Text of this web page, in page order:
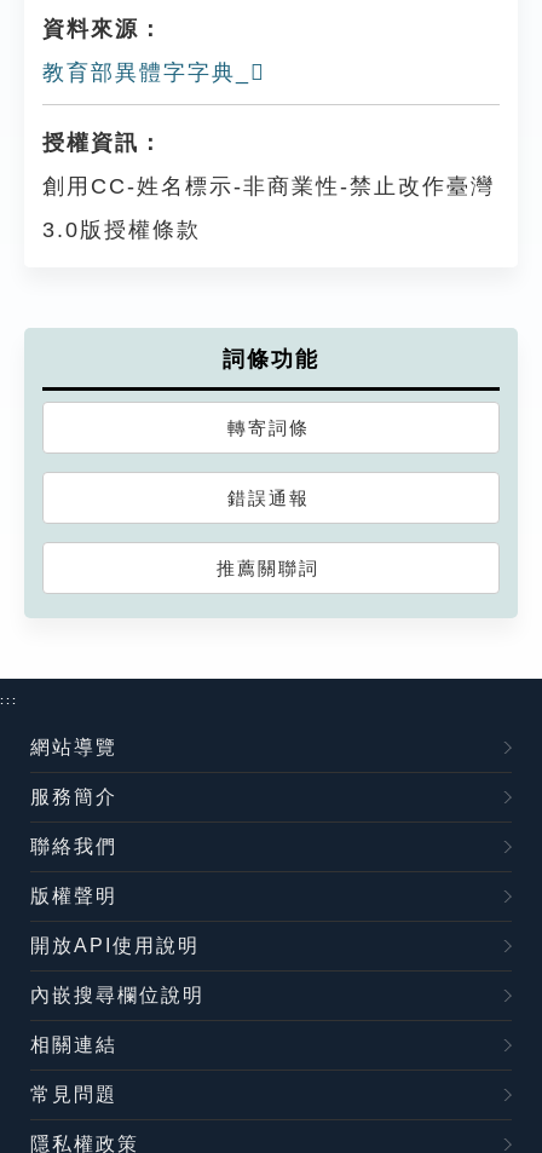
資料來源：
教育部異體字字典_𠞉
授權資訊：
創用CC-姓名標示-非商業性-禁止改作臺灣
3.0版授權條款
詞條功能
轉寄詞條
錯誤通報
推薦關聯詞
:::
網站導覽
服務簡介
聯絡我們
版權聲明
開放API使用說明
內嵌搜尋欄位說明
相關連結
常見問題
隱私權政策